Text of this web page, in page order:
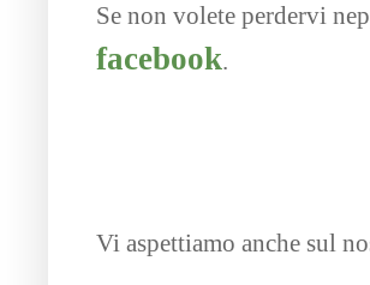
Se non volete perdervi
facebook.
Vi aspettiamo anche sul